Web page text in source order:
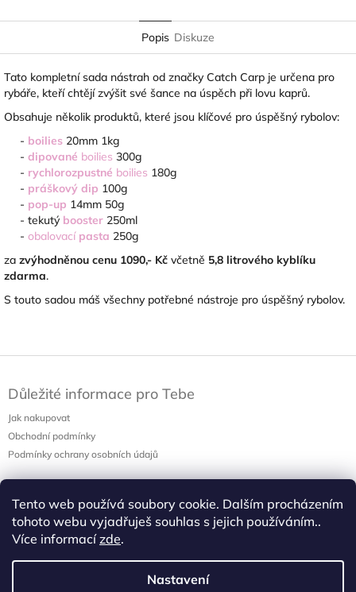
Tento web používá soubory cookie. Dalším procházením
tohoto webu vyjadřuješ souhlas s jejich používáním..
Více informacízde.
Nastavení
Popis Diskuze
Tato kompletní sada nástrah od značky Catch Carp je určena pro
rybáře, kteří chtějí zvýšit své šance na úspěch při lovu kaprů.
Obsahuje několik produktů, které jsou klíčové pro úspěšný rybolov:
- boilies 20mm 1kg
- dipované boilies 300g
- rychlorozpustné boilies 180g
- práškový dip 100g
- pop-up 14mm 50g
- tekutý booster 250ml
- obalovací pasta 250g
za zvýhodněnou cenu 1090,- Kč včetně 5,8 litrového kyblíku
zdarma.
S touto sadou máš všechny potřebné nástroje pro úspěšný rybolov.
Důležité informace pro Tebe
Jak nakupovat
Obchodní podmínky
Podmínky ochrany osobních údajů
Nákupní košík